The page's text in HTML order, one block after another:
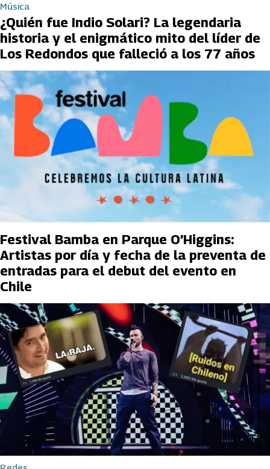
Música
¿Quién fue Indio Solari? La legendaria
historia y el enigmático mito del líder de
Los Redondos que falleció a los 77 años
Festival Bamba en Parque O’Higgins:
Artistas por día y fecha de la preventa de
entradas para el debut del evento en
Chile